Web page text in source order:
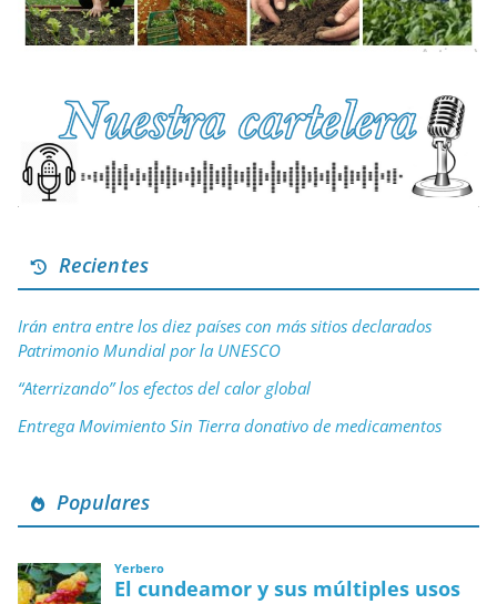
Recientes
Irán entra entre los diez países con más sitios declarados
Patrimonio Mundial por la UNESCO
“Aterrizando” los efectos del calor global
Entrega Movimiento Sin Tierra donativo de medicamentos
Populares